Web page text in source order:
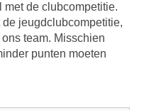
met de clubcompetitie.
jeugdclubcompetitie,
team. Misschien
punten moeten